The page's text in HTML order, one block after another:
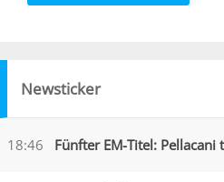
Newsticker
18:46 Fünfter EM-Titel: